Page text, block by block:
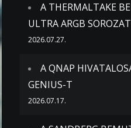
A THERMALTAKE
ULTRA ARGB
2026.07.27.
A QNAP
GENIUS-T
2026.07.17.